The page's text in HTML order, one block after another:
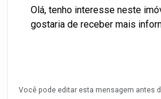
Você pode editar esta mensagem antes